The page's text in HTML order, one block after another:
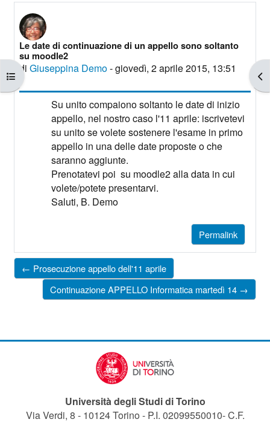
Apri indice del corso
Le date di continuazione di un appello sono soltanto
su moodle2
di Giuseppina Demo-giovedì, 2 aprile 2015, 13:51
Numero di risposte: 0
Su unito compaiono soltanto le date di inizio
appello, nel nostro caso l'11 aprile: iscrivetevi
su unito se volete sostenere l'esame in primo
appello in una delle date proposte o che
saranno aggiunte.
Prenotatevi poi su moodle2 alla data in cui
volete/potete presentarvi.
Saluti, B. Demo
Permalink
← Prosecuzione appello dell'11 aprile
Continuazione APPELLO Informatica martedì 14 →
Università degli Studi di Torino
Via Verdi, 8 - 10124 Torino - P.I. 02099550010- C.F.